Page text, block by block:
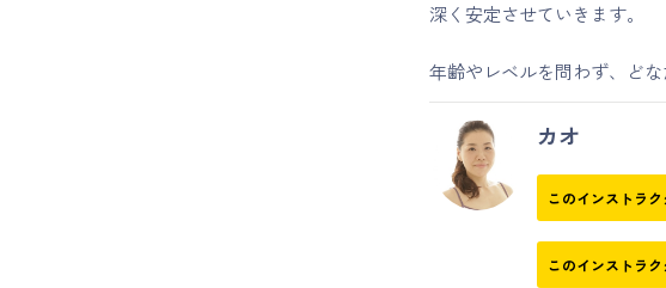
深く安定させていきます。
年齢やレベルを問わず、ど
カオ
このインストラ
このインストラ